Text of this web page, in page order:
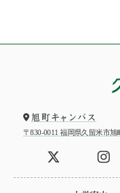
旭町キャンパス
〒830-0011 福岡県久留米市旭